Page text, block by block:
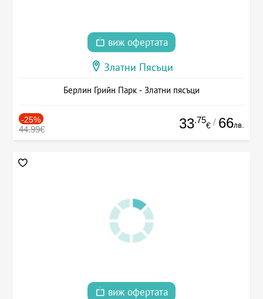
виж офертата
Златни Пясъци
Берлин Грийн Парк - Златни пясъци
-25%
44.99€ 33.75
€ / 66лв.
виж офертата